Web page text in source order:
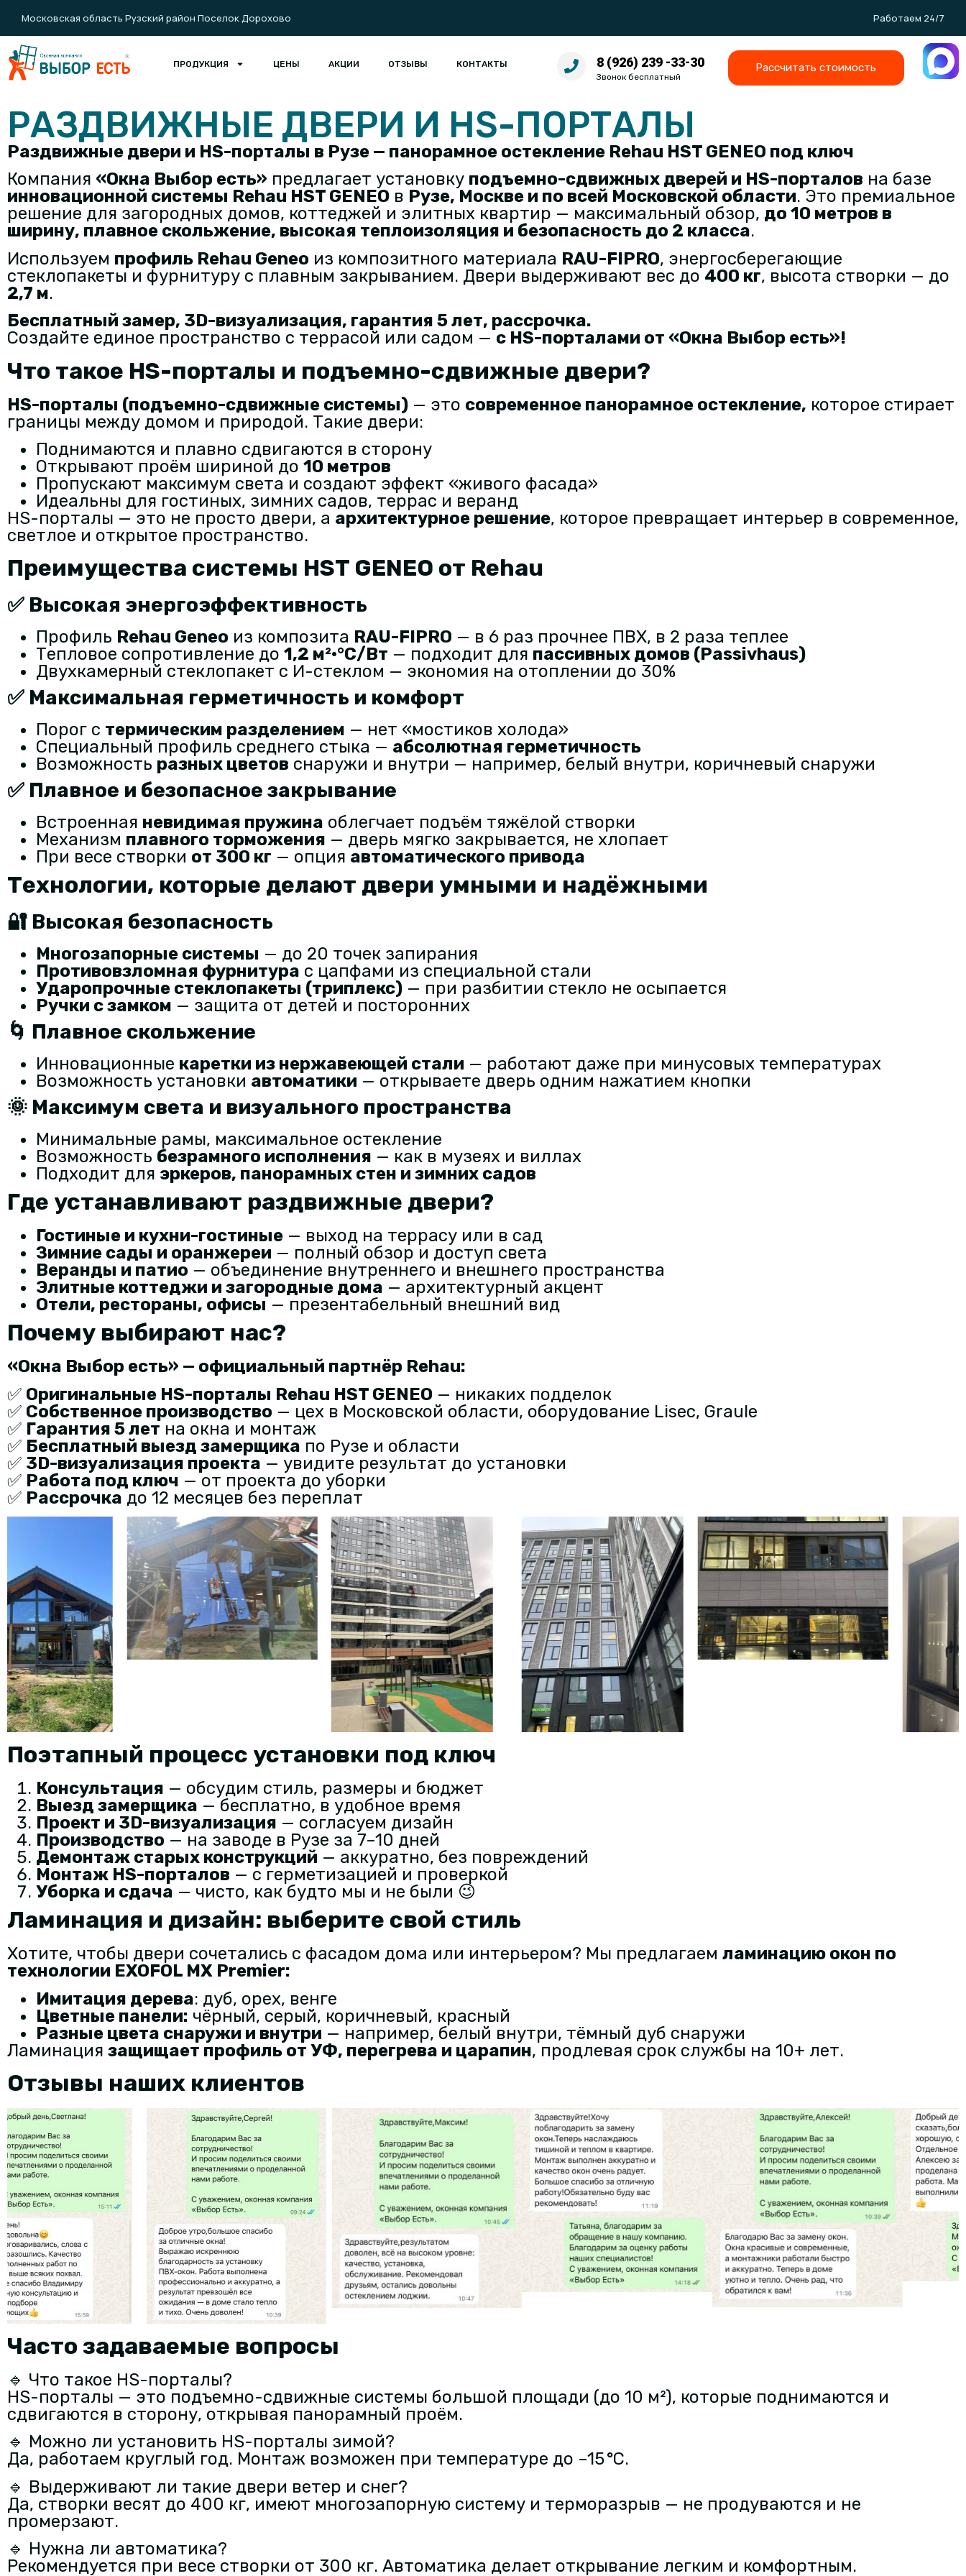
Московская область Рузский район Поселок Дорохово Работаем 24/7
ПРОДУКЦИЯ ЦЕНЫ АКЦИИ ОТЗЫВЫ КОНТАКТЫ 8 (926) 239 -33-30
Звонок бесплатный
Рассчитать стоимость
РАЗДВИЖНЫЕ ДВЕРИ И HS-ПОРТАЛЫ
Раздвижные двери и HS-порталы в Рузе — панорамное остекление Rehau HST GENEO под ключ
Компания «Окна Выбор есть» предлагает установку подъемно-сдвижных дверей и HS-порталов на базе
инновационной системы Rehau HST GENEO в Рузе, Москве и по всей Московской области. Это премиальное
решение для загородных домов, коттеджей и элитных квартир — максимальный обзор, до 10 метров в
ширину, плавное скольжение, высокая теплоизоляция и безопасность до 2 класса.
Используем профиль Rehau Geneo из композитного материала RAU-FIPRO, энергосберегающие
стеклопакеты и фурнитуру с плавным закрыванием. Двери выдерживают вес до 400 кг, высота створки — до
2,7 м.
Бесплатный замер, 3D-визуализация, гарантия 5 лет, рассрочка.
Создайте единое пространство с террасой или садом — с HS-порталами от «Окна Выбор есть»!
Что такое HS-порталы и подъемно-сдвижные двери?
HS-порталы (подъемно-сдвижные системы) — это современное панорамное остекление, которое стирает
границы между домом и природой. Такие двери:
Поднимаются и плавно сдвигаются в сторону
Открывают проём шириной до 10 метров
Пропускают максимум света и создают эффект «живого фасада»
Идеальны для гостиных, зимних садов, террас и веранд
HS-порталы — это не просто двери, а архитектурное решение, которое превращает интерьер в современное,
светлое и открытое пространство.
Преимущества системы HST GENEO от Rehau
✅ Высокая энергоэффективность
Профиль Rehau Geneo из композита RAU-FIPRO — в 6 раз прочнее ПВХ, в 2 раза теплее
Тепловое сопротивление до 1,2 м²·°C/Вт — подходит для пассивных домов (Passivhaus)
Двухкамерный стеклопакет с И-стеклом — экономия на отоплении до 30%
✅ Максимальная герметичность и комфорт
Порог с термическим разделением — нет «мостиков холода»
Специальный профиль среднего стыка — абсолютная герметичность
Возможность разных цветов снаружи и внутри — например, белый внутри, коричневый снаружи
✅ Плавное и безопасное закрывание
Встроенная невидимая пружина облегчает подъём тяжёлой створки
Механизм плавного торможения — дверь мягко закрывается, не хлопает
При весе створки от 300 кг — опция автоматического привода
Технологии, которые делают двери умными и надёжными
🔐 Высокая безопасность
Многозапорные системы — до 20 точек запирания
Противовзломная фурнитура с цапфами из специальной стали
Ударопрочные стеклопакеты (триплекс) — при разбитии стекло не осыпается
Ручки с замком — защита от детей и посторонних
🌀 Плавное скольжение
Инновационные каретки из нержавеющей стали — работают даже при минусовых температурах
Возможность установки автоматики — открываете дверь одним нажатием кнопки
🌞 Максимум света и визуального пространства
Минимальные рамы, максимальное остекление
Возможность безрамного исполнения — как в музеях и виллах
Подходит для эркеров, панорамных стен и зимних садов
Где устанавливают раздвижные двери?
Гостиные и кухни-гостиные — выход на террасу или в сад
Зимние сады и оранжереи — полный обзор и доступ света
Веранды и патио — объединение внутреннего и внешнего пространства
Элитные коттеджи и загородные дома — архитектурный акцент
Отели, рестораны, офисы — презентабельный внешний вид
Почему выбирают нас?
«Окна Выбор есть» — официальный партнёр Rehau:
✅ Оригинальные HS-порталы Rehau HST GENEO — никаких подделок
✅ Собственное производство — цех в Московской области, оборудование Lisec, Graule
✅ Гарантия 5 лет на окна и монтаж
✅ Бесплатный выезд замерщика по Рузе и области
✅ 3D-визуализация проекта — увидите результат до установки
✅ Работа под ключ — от проекта до уборки
✅ Рассрочка до 12 месяцев без переплат
Поэтапный процесс установки под ключ
Консультация — обсудим стиль, размеры и бюджет
Выезд замерщика — бесплатно, в удобное время
Проект и 3D-визуализация — согласуем дизайн
Производство — на заводе в Рузе за 7–10 дней
Демонтаж старых конструкций — аккуратно, без повреждений
Монтаж HS-порталов — с герметизацией и проверкой
Уборка и сдача — чисто, как будто мы и не были 😉
Ламинация и дизайн: выберите свой стиль
Хотите, чтобы двери сочетались с фасадом дома или интерьером? Мы предлагаем ламинацию окон по
технологии EXOFOL MX Premier:
Имитация дерева: дуб, орех, венге
Цветные панели: чёрный, серый, коричневый, красный
Разные цвета снаружи и внутри — например, белый внутри, тёмный дуб снаружи
Ламинация защищает профиль от УФ, перегрева и царапин, продлевая срок службы на 10+ лет.
Отзывы наших клиентов
Часто задаваемые вопросы
🔹 Что такое HS-порталы?
HS-порталы — это подъемно-сдвижные системы большой площади (до 10 м²), которые поднимаются и
сдвигаются в сторону, открывая панорамный проём.
🔹 Можно ли установить HS-порталы зимой?
Да, работаем круглый год. Монтаж возможен при температуре до –15 °C.
🔹 Выдерживают ли такие двери ветер и снег?
Да, створки весят до 400 кг, имеют многозапорную систему и терморазрыв — не продуваются и не
промерзают.
🔹 Нужна ли автоматика?
Рекомендуется при весе створки от 300 кг. Автоматика делает открывание легким и комфортным.